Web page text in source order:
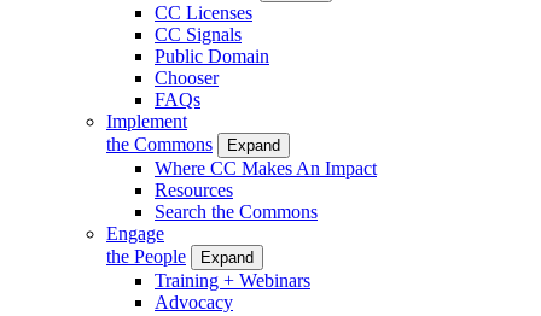
CC Licenses
CC Signals
Public Domain
Chooser
FAQs
Implement
the Commons
Expand
Where CC Makes An Impact
Resources
Search the Commons
Engage
the People
Expand
Training + Webinars
Advocacy